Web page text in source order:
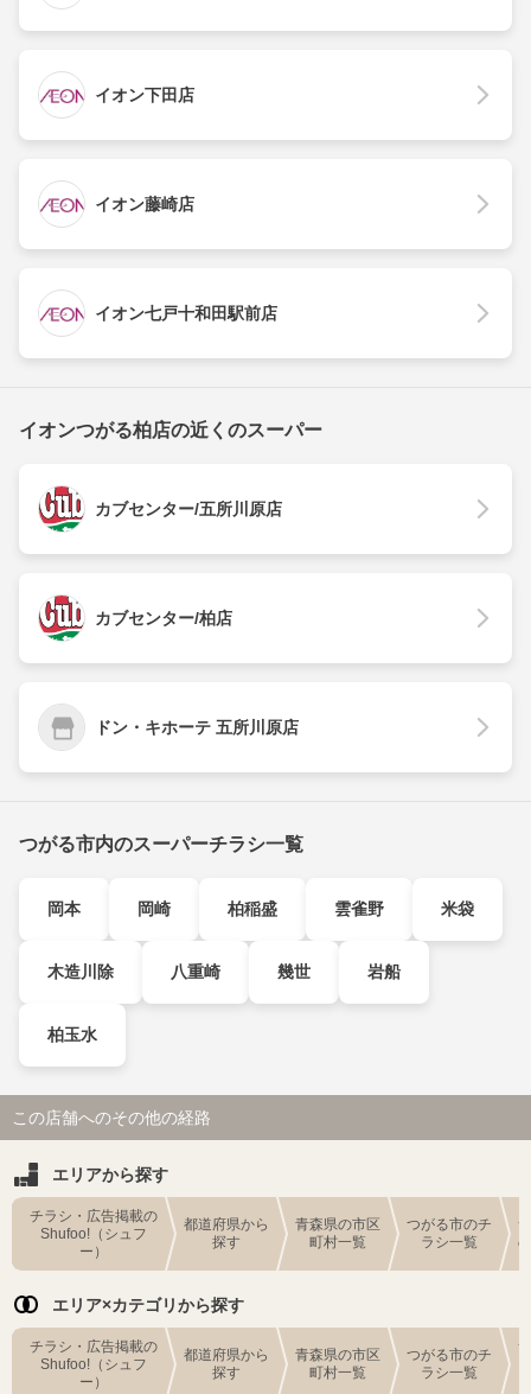
イオン下田店
イオン藤崎店
イオン七戸十和田駅前店
イオンつがる柏店の近くのスーパー
カブセンター/五所川原店
カブセンター/柏店
ドン・キホーテ 五所川原店
つがる市内のスーパーチラシ一覧
岡本 岡崎 柏稲盛 雲雀野 米袋
木造川除 八重崎 幾世 岩船
柏玉水
この店舗へのその他の経路
エリアから探す
チラシ・広告掲載の
Shufoo!（シュフ
ー）
都道府県から
探す
青森県の市区
町村一覧
つがる市のチ
ラシ一覧
エリア×カテゴリから探す
チラシ・広告掲載の
Shufoo!（シュフ
ー）
都道府県から
探す
青森県の市区
町村一覧
つがる市のチ
ラシ一覧